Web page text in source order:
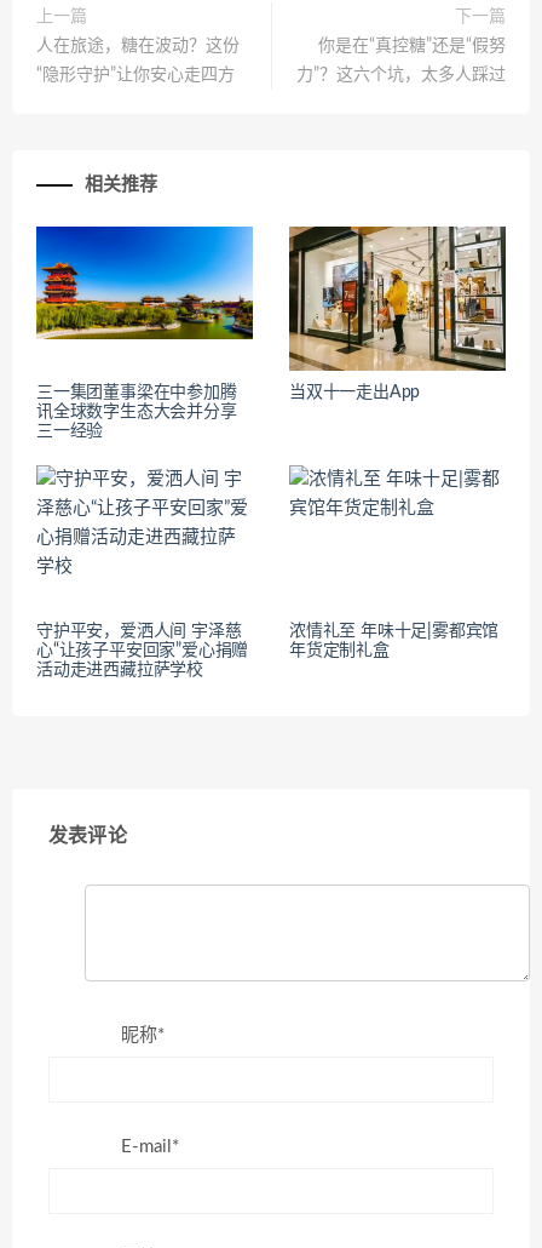
上一篇
人在旅途，糖在波动？这份
“隐形守护”让你安心走四方
下一篇
你是在“真控糖”还是“假努
力”？这六个坑，太多人踩过
相关推荐
三一集团董事梁在中参加腾
讯全球数字生态大会并分享
三一经验
当双十一走出App
守护平安，爱洒人间 宇泽慈
心“让孩子平安回家”爱心捐赠
活动走进西藏拉萨学校
浓情礼至 年味十足|雾都宾馆
年货定制礼盒
发表评论
昵称*
E-mail*